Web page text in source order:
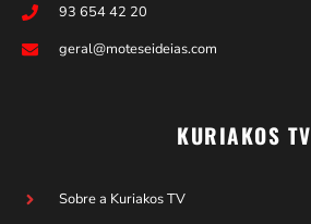
93 654 42 20
geral@moteseideias.com
KURIAKOS TV
Sobre a Kuriakos TV